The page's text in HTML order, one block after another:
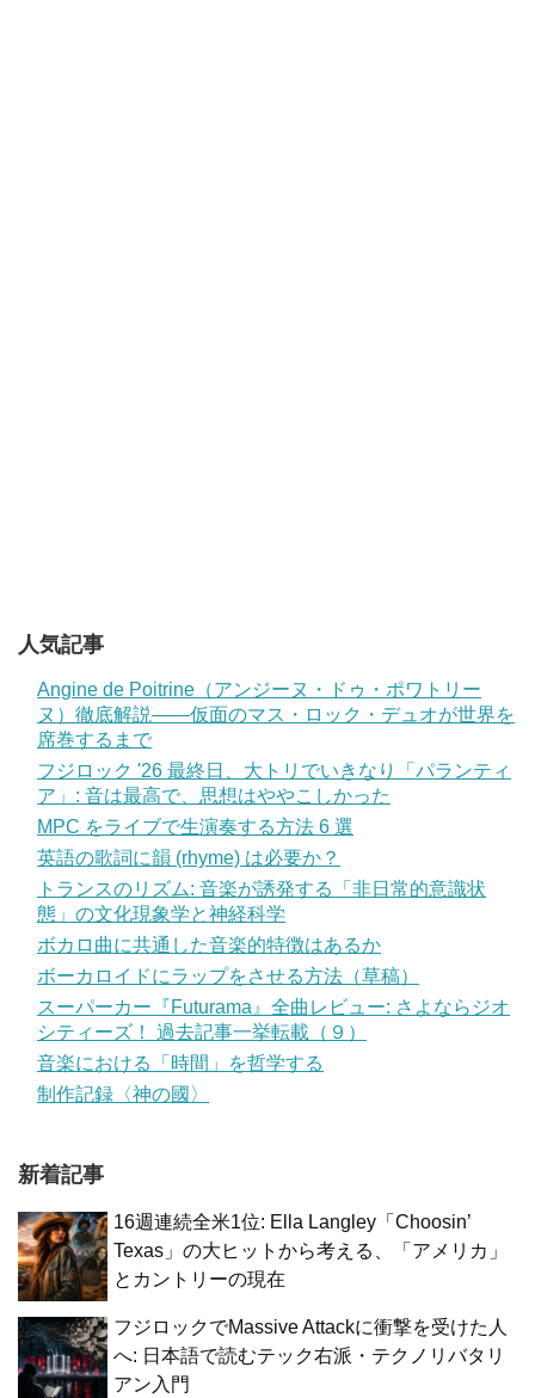
人気記事
Angine de Poitrine（アンジーヌ・ドゥ・ポワトリー
ヌ）徹底解説——仮面のマス・ロック・デュオが世界を
席巻するまで
フジロック '26 最終日、大トリでいきなり「パランティ
ア」: 音は最高で、思想はややこしかった
MPC をライブで生演奏する方法 6 選
英語の歌詞に韻 (rhyme) は必要か？
トランスのリズム: 音楽が誘発する「非日常的意識状
態」の文化現象学と神経科学
ボカロ曲に共通した音楽的特徴はあるか
ボーカロイドにラップをさせる方法（草稿）
スーパーカー『Futurama』全曲レビュー: さよならジオ
シティーズ！ 過去記事一挙転載（９）
音楽における「時間」を哲学する
制作記録〈神の國〉
新着記事
16週連続全米1位: Ella Langley「Choosin’
Texas」の大ヒットから考える、「アメリカ」
とカントリーの現在
フジロックでMassive Attackに衝撃を受けた人
へ: 日本語で読むテック右派・テクノリバタリ
アン入門